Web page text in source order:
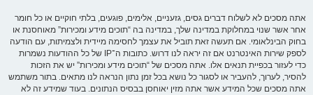
אתה מסכים לא לשלוח דברים גסים, גזעניים, אלימים, פוגעים, בלתי חוקיים או כל חומר
אחר אשר שנוי במחלוקת במדינה שלך, במדינה בה “תוכים מידע ומכירות” מאוחסנת או
בחוק הבינלאומי. אם תעשה זאת תוביל את עצמך לחסימה מיידית ולצמיתות, עם הודעה
לספק שירות האינטרנט אם זה יראה לנו דרוש. כתובות ה־IP של כל ההודעות נשמרות
כדי לעזור בכפיית תנאים אלו. אתה מסכים של “תוכים מידע ומכירות” יש את הזכות
להסיר, לערוך, להעביר או לסגור כל נושא בכל זמן נתון הנראה לנו מתאים. בתור משתמש
אתה מסכים שכל המידע אשר אתה מזין יאוחסן בבסיס הנתונים. בעוד שמידע זה לא